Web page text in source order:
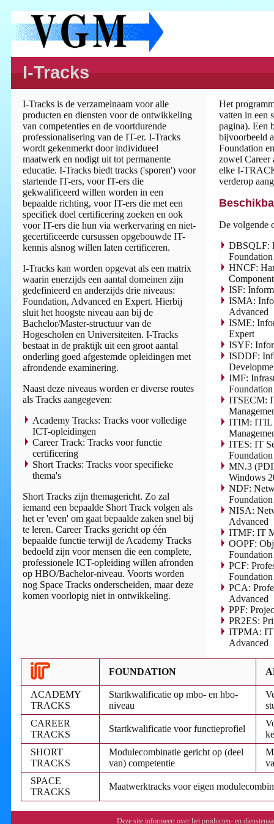
I-Tracks
I-Tracks is de verzamelnaam voor alle
producten en diensten voor de ontwikkeling
van competenties en de voortdurende
professionalisering van de IT-er. I-Tracks
wordt gekenmerkt door individueel
maatwerk en nodigt uit tot permanente
educatie. I-Tracks biedt tracks ('sporen') voor
startende IT-ers, voor IT-ers die
gekwalificeerd willen worden in een
bepaalde richting, voor IT-ers die met een
specifiek doel certificering zoeken en ook
voor IT-ers die hun via werkervaring en niet-
gecertificeerde cursussen opgebouwde IT-
kennis alsnog willen laten certificeren.
I-Tracks kan worden opgevat als een matrix
waarin enerzijds een aantal domeinen zijn
gedefinieerd en anderzijds drie niveaus:
Foundation, Advanced en Expert. Hierbij
sluit het hoogste niveau aan bij de
Bachelor/Master-structuur van de
Hogescholen en Universiteiten. I-Tracks
bestaat in de praktijk uit een groot aantal
onderling goed afgestemde opleidingen met
afrondende examinering.
Naast deze niveaus worden er diverse routes
als Tracks aangegeven:
Academy Tracks: Tracks voor volledige
ICT-opleidingen
Career Track: Tracks voor functie
certificering
Short Tracks: Tracks voor specifieke
thema's
Short Tracks zijn themagericht. Zo zal
iemand een bepaalde Short Track volgen als
het er 'even' om gaat bepaalde zaken snel bij
te leren. Career Tracks gericht op één
bepaalde functie terwijl de Academy Tracks
bedoeld zijn voor mensen die een complete,
professionele ICT-opleiding willen afronden
op HBO/Bachelor-niveau. Voorts worden
nog Space Tracks onderscheiden, maar deze
komen voorlopig niet in ontwikkeling.
Het
vatten in een
pagina). Een
bijvoorbeeld
Foundation
zowel Career
elke I-
verderop
De volgende
DBSQLF:
Foundation
HNCF:
ISF:
ISMA:
Advanced
ISME:
Expert
ISYF:
ISDDF:
IMF:
Foundation
ITSECM:
ITIM: ITIL
ITES: IT
MN.3
Windows
NDF:
Foundation
NISA:
Advanced
ITMF: IT
OOPF:
Foundation
PCF:
Foundation
PCA:
Advanced
PPF:
PR2ES:
ITPMA: IT
Advanced
FOUNDATION
ACADEMY
TRACKS
Startkwalificatie op mbo- en hbo-
niveau
CAREER
TRACKS
Startkwalificatie voor functieprofiel
SHORT
TRACKS
Modulecombinatie gericht op (deel
van) competentie
SPACE
TRACKS
Maatwerktracks voor eigen
Deze site informeert over het producten- en